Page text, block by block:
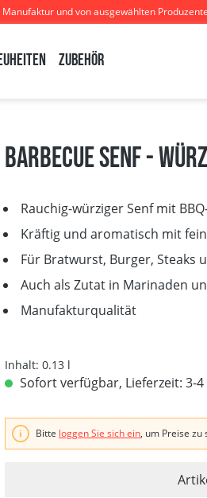
und von ausgewählten
Zubehör
Barbecue Senf -
Rauchig-würziger Senf mit
Kräftig und aromatisch mit
Für Bratwurst, Burger, Steaks
Auch als Zutat in Marinaden
Manufakturqualität
Inhalt: 0.13 l
Sofort verfügbar, Lieferzeit: 3-
Bitte loggen Sie sich ein, um Preise zu